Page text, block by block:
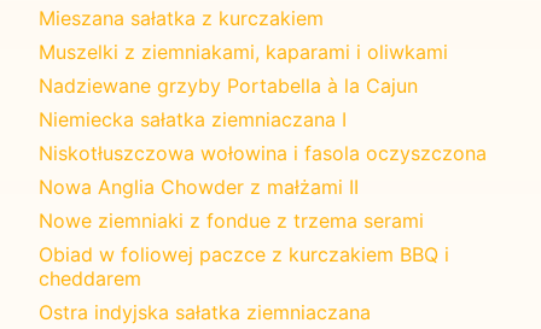
Mieszana sałatka z kurczakiem
Muszelki z ziemniakami, kaparami i oliwkami
Nadziewane grzyby Portabella à la Cajun
Niemiecka sałatka ziemniaczana I
Niskotłuszczowa wołowina i fasola oczyszczona
Nowa Anglia Chowder z małżami II
Nowe ziemniaki z fondue z trzema serami
Obiad w foliowej paczce z kurczakiem BBQ i
cheddarem
Ostra indyjska sałatka ziemniaczana